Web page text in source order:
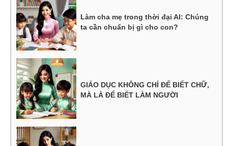
Làm cha mẹ trong thời đại AI: Chúng
ta cần chuẩn bị gì cho con?
GIÁO DỤC KHÔNG CHỈ ĐỂ BIẾT CHỮ,
MÀ LÀ ĐỂ BIẾT LÀM NGƯỜI